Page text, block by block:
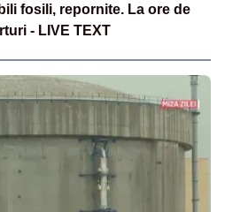
fosili, repornite. La ore de
- LIVE TEXT